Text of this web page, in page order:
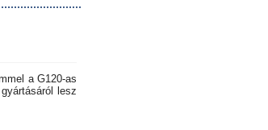
a G120-as
lesz